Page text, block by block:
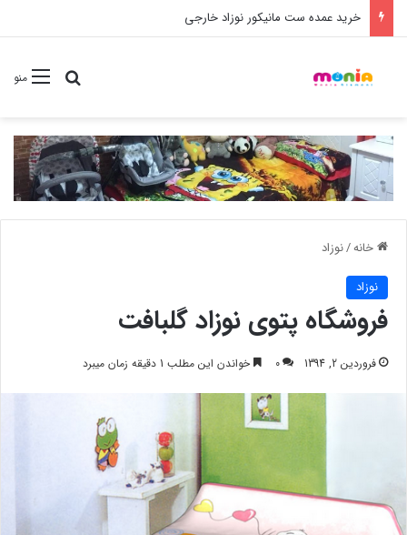
خرید شامپو سر و بدن 500 میل کودک موستلا
منوجستجو
خانه/نوزاد
نوزاد
فروشگاه پتوی نوزاد گلبافت
فروردین 2, 1394 0 خواندن این مطلب 1 دقیقه زمان میبرد